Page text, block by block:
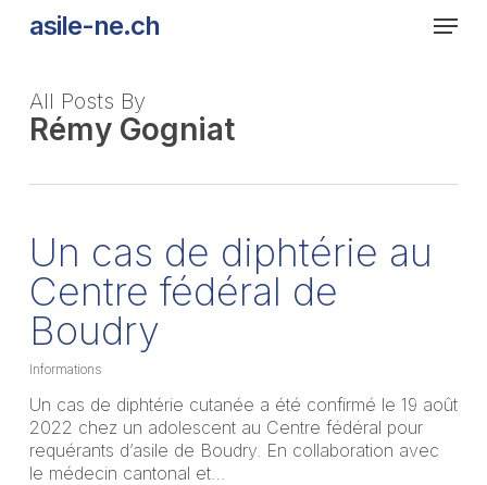
asile-ne.ch Menu
All Posts By
Rémy Gogniat
Un cas de diphtérie au
Centre fédéral de
Boudry
Informations
Un cas de diphtérie cutanée a été confirmé le 19 août
2022 chez un adolescent au Centre fédéral pour
requérants d’asile de Boudry. En collaboration avec
le médecin cantonal et…